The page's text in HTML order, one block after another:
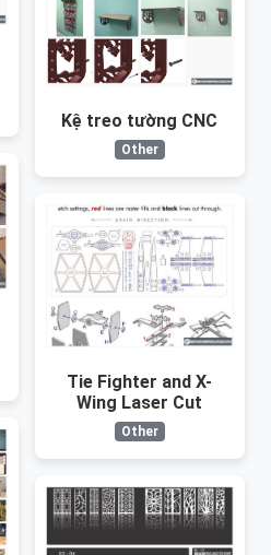
Kệ treo tường CNC
Other
Tie Fighter and X-
Wing Laser Cut
Other